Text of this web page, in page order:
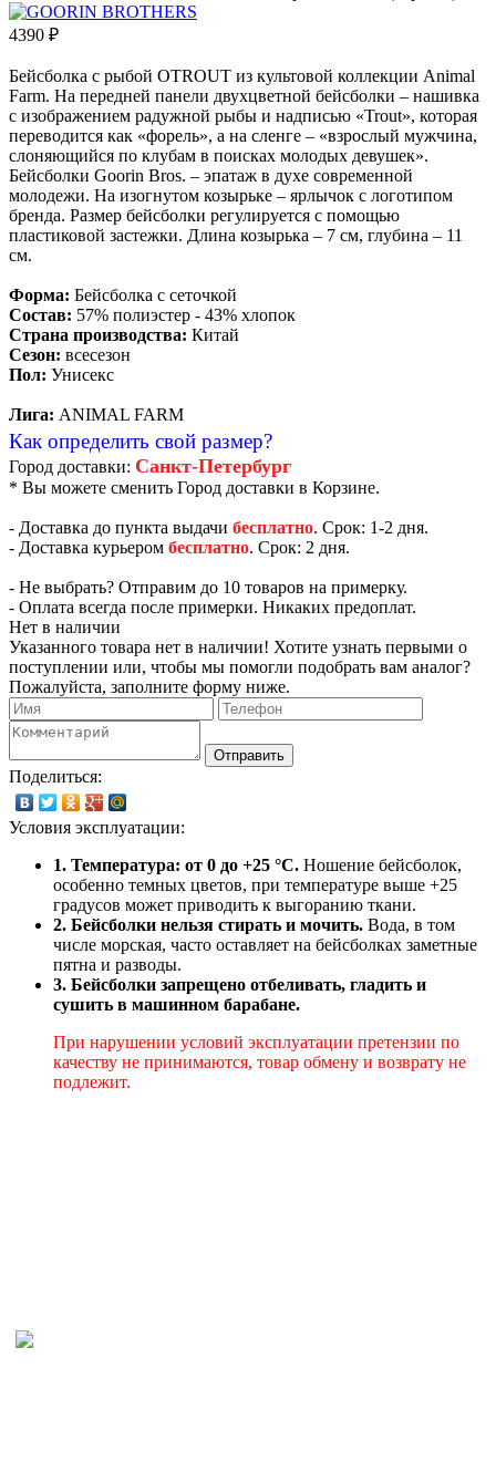
4390 ₽
Бейсболка с рыбой OTROUT из культовой коллекции Animal
Farm. На передней панели двухцветной бейсболки – нашивка
с изображением радужной рыбы и надписью «Trout», которая
переводится как «форель», а на сленге – «взрослый мужчина,
слоняющийся по клубам в поисках молодых девушек».
Бейсболки Goorin Bros. – эпатаж в духе современной
молодежи. На изогнутом козырьке – ярлычок с логотипом
бренда. Размер бейсболки регулируется с помощью
пластиковой застежки. Длина козырька – 7 см, глубина – 11
см.
Форма: Бейсболка с сеточкой
Состав: 57% полиэстер - 43% хлопок
Страна производства: Китай
Сезон: всесезон
Пол: Унисекс
Лига: ANIMAL FARM
Как определить свой размер?
Город доставки: Санкт-Петербург
* Вы можете сменить Город доставки в Корзине.
- Доставка до пункта выдачи бесплатно. Срок: 1-2 дня.
- Доставка курьером бесплатно. Срок: 2 дня.
- Не выбрать? Отправим до 10 товаров на примерку.
- Оплата всегда после примерки. Никаких предоплат.
Нет в наличии
Указанного товара нет в наличии! Хотите узнать первыми о
поступлении или, чтобы мы помогли подобрать вам аналог?
Пожалуйста, заполните форму ниже.
Отправить
Поделиться:
Условия эксплуатации:
1. Температура: от 0 до +25 °C. Ношение бейсболок,
особенно темных цветов, при температуре выше +25
градусов может приводить к выгоранию ткани.
2. Бейсболки нельзя стирать и мочить. Вода, в том
числе морская, часто оставляет на бейсболках заметные
пятна и разводы.
3. Бейсболки запрещено отбеливать, гладить и
сушить в машинном барабане.
При нарушении условий эксплуатации претензии по
качеству не принимаются, товар обмену и возврату не
подлежит.